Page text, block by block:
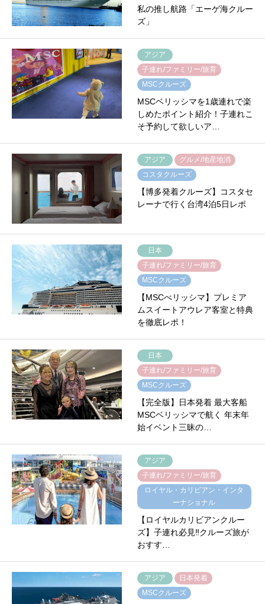
私の推し航路「エーゲ海クルー
ズ」
アジア
子連れ/ファミリー/旅育
MSCクルーズ
MSCベリッシマを1歳連れで楽
しめたポイント紹介！子連れこ
そ予約して欲しいア…
アジア
グルメ/地産地消
コスタクルーズ
【博多発着クルーズ】コスタセ
レーナで行く台湾4泊5日レポ
日本
子連れ/ファミリー/旅育
MSCクルーズ
【MSCべリッシマ】プレミア
ムスイートアウレア客室と特典
を徹底レポ！
日本
子連れ/ファミリー/旅育
MSCクルーズ
【完全版】日本発着 最大客船
MSCベリッシマで航く 年末年
始イベント三昧の…
アジア
子連れ/ファミリー/旅育
ロイヤル・カリビアン・インタ
ーナショナル
【ロイヤルカリビアンクルー
ズ】子連れ必見‼︎クルーズ旅が
おすす…
アジア
日本発着
MSCクルーズ